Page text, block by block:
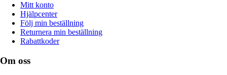
Mitt konto
Hjälpcenter
Följ min beställning
Returnera min beställning
Rabattkoder
Om oss